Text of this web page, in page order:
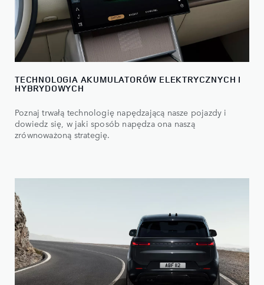
TECHNOLOGIA AKUMULATORÓW ELEKTRYCZNYCH I
HYBRYDOWYCH
Poznaj trwałą technologię napędzającą nasze pojazdy i
dowiedz się, w jaki sposób napędza ona naszą
zrównoważoną strategię.